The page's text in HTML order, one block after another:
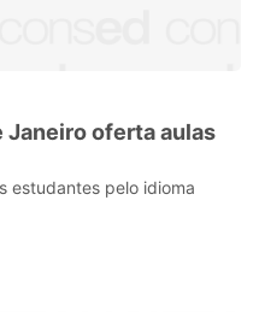
Janeiro oferta aulas
estudantes pelo idioma